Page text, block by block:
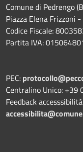
Comune di Pedrengo
Piazza Elena Frizzoni
Codice Fiscale:
Partita IVA:
PEC:
Centralino Unico: +39
Feedback